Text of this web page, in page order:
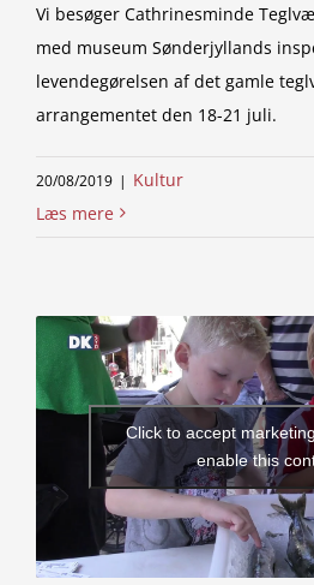
Vi besøger Cathrinesminde
med museum Sønderjyllands
levendegørelsen af det gamle
arrangementet den 18-21 juli.
20/08/2019 | Kultur
Læs mere
Click to accept
enable this